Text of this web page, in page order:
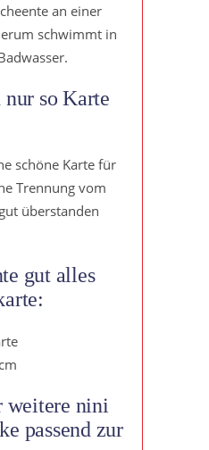
an einer
schwimmt in
so Karte
schöne Karte für
Trennung vom
überstanden
gut alles
weitere nini
passend zur